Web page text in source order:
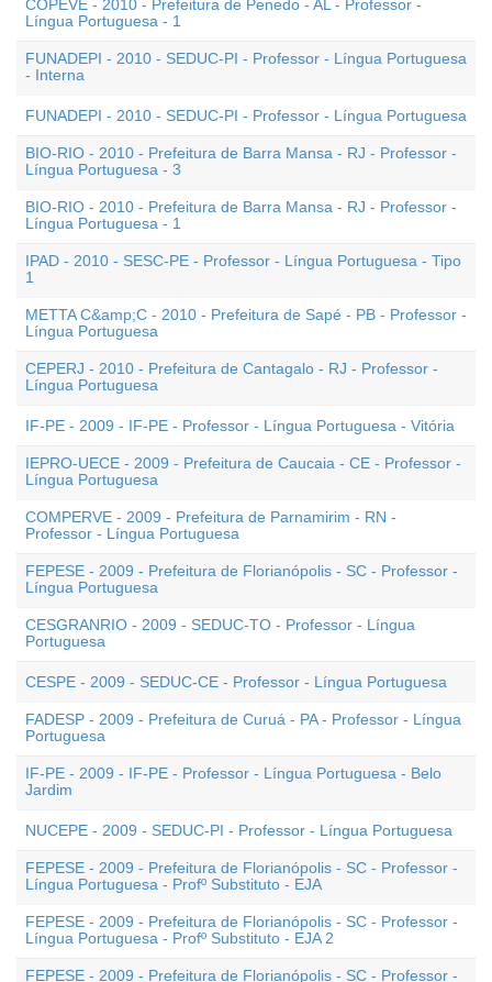
COPEVE - 2010 - Prefeitura de Penedo - AL - Professor -
Língua Portuguesa - 1
FUNADEPI - 2010 - SEDUC-PI - Professor - Língua Portuguesa
- Interna
FUNADEPI - 2010 - SEDUC-PI - Professor - Língua Portuguesa
BIO-RIO - 2010 - Prefeitura de Barra Mansa - RJ - Professor -
Língua Portuguesa - 3
BIO-RIO - 2010 - Prefeitura de Barra Mansa - RJ - Professor -
Língua Portuguesa - 1
IPAD - 2010 - SESC-PE - Professor - Língua Portuguesa - Tipo
1
METTA C&amp;C - 2010 - Prefeitura de Sapé - PB - Professor -
Língua Portuguesa
CEPERJ - 2010 - Prefeitura de Cantagalo - RJ - Professor -
Língua Portuguesa
IF-PE - 2009 - IF-PE - Professor - Língua Portuguesa - Vitória
IEPRO-UECE - 2009 - Prefeitura de Caucaia - CE - Professor -
Língua Portuguesa
COMPERVE - 2009 - Prefeitura de Parnamirim - RN -
Professor - Língua Portuguesa
FEPESE - 2009 - Prefeitura de Florianópolis - SC - Professor -
Língua Portuguesa
CESGRANRIO - 2009 - SEDUC-TO - Professor - Língua
Portuguesa
CESPE - 2009 - SEDUC-CE - Professor - Língua Portuguesa
FADESP - 2009 - Prefeitura de Curuá - PA - Professor - Língua
Portuguesa
IF-PE - 2009 - IF-PE - Professor - Língua Portuguesa - Belo
Jardim
NUCEPE - 2009 - SEDUC-PI - Professor - Língua Portuguesa
FEPESE - 2009 - Prefeitura de Florianópolis - SC - Professor -
Língua Portuguesa - Profº Substituto - EJA
FEPESE - 2009 - Prefeitura de Florianópolis - SC - Professor -
Língua Portuguesa - Profº Substituto - EJA 2
FEPESE - 2009 - Prefeitura de Florianópolis - SC - Professor -